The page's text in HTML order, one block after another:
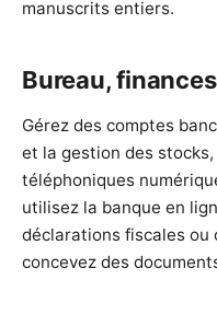
manuscrits entiers.
Bureau,
Gérez des comptes
et la gestion des stocks
téléphoniques
utilisez la banque en
déclarations fiscales ou
concevez des